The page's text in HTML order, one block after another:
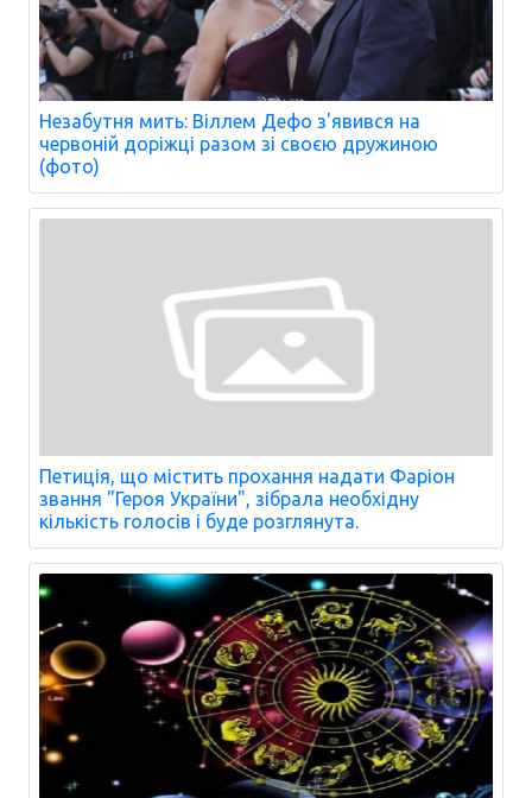
Незабутня мить: Віллем Дефо з'явився на
червоній доріжці разом зі своєю дружиною
(фото)
Петиція, що містить прохання надати Фаріон
звання "Героя України", зібрала необхідну
кількість голосів і буде розглянута.